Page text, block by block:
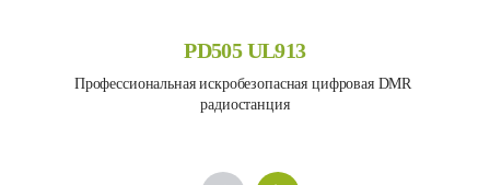
PD505 UL913
Профессиональная искробезопасная цифровая DMR
радиостанция